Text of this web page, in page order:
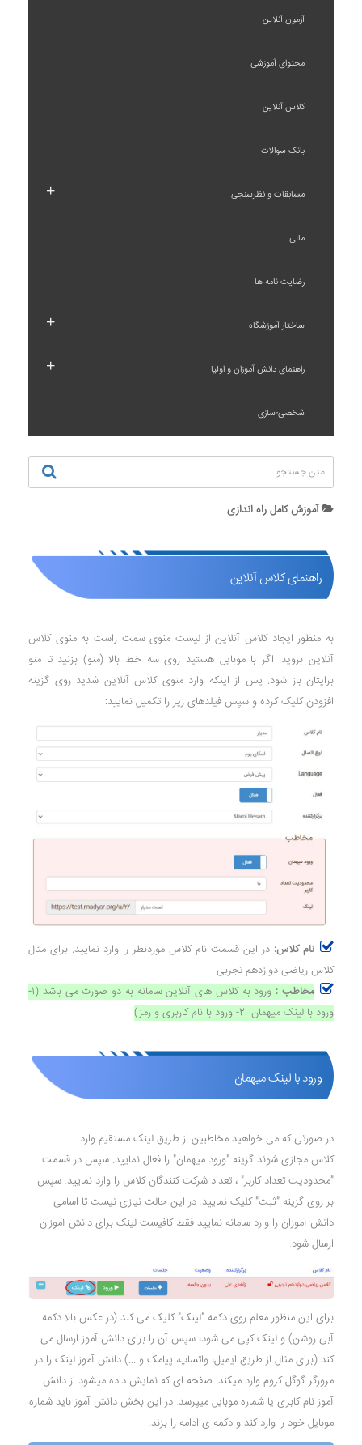
آزمون آنلاین
محتوای آموزشی
کلاس آنلاین
بانک سوالات
مسابقات و نظرسنجی +
مالی
رضایت نامه ها
ساختار آموزشگاه +
راهنمای دانش آموزان و اولیا +
شخصی-سازی
آموزش کامل راه اندازی
راهنمای کلاس آنلاین
به منظور ایجاد کلاس آنلاین از لیست منوی سمت راست به منوی کلاس
آنلاین بروید. اگر با موبایل هستید روی سه خط بالا (منو) بزنید تا منو
برایتان باز شود. پس از اینکه وارد منوی کلاس آنلاین شدید روی گزینه
افزودن کلیک کرده و سپس فیلدهای زیر را تکمیل نمایید:
نام کلاس: در این قسمت نام کلاس موردنظر را وارد نمایید. برای مثال
کلاس ریاضی دوازدهم تجربی
مخاطب :
ورود به کلاس های آنلاین سامانه به دو صورت می باشد (1-
ورود با لینک میهمان 2- ورود با نام کاربری و رمز)
ورود با لینک میهمان
در صورتی که می خواهید مخاطبین از طریق لینک مستقیم وارد
کلاس مجازی شوند گزینه "ورود میهمان" را فعال نمایید. سپس در قسمت
"محدودیت تعداد کاربر" ، تعداد شرکت کنندگان کلاس را وارد نمایید. سپس
بر روی گزینه "ثبت" کلیک نمایید. در این حالت نیازی نیست تا اسامی
دانش آموزان را وارد سامانه نمایید فقط کافیست لینک برای دانش آموزان
ارسال شود.
برای این منظور معلم روی دکمه "لینک" کلیک می کند (در عکس بالا دکمه
آبی روشن) و لینک کپی می شود، سپس آن را برای دانش آموز ارسال می
کند (برای مثال از طریق ایمیل، واتساپ، پیامک و ...) دانش آموز لینک را در
مرورگر گوگل کروم وارد میکند. صفحه ای که نمایش داده میشود از دانش
آموز نام کابری یا شماره موبایل میپرسد. در این بخش دانش آموز باید شماره
موبایل خود را وارد کند و دکمه ی ادامه را بزند.